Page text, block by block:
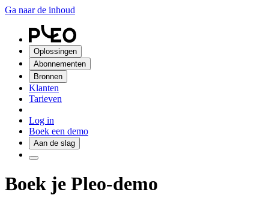
Ga naar de inhoud
Oplossingen
Abonnementen
Bronnen
Klanten
Tarieven
Log in
Boek een demo
Aan de slag
Boek je Pleo-demo